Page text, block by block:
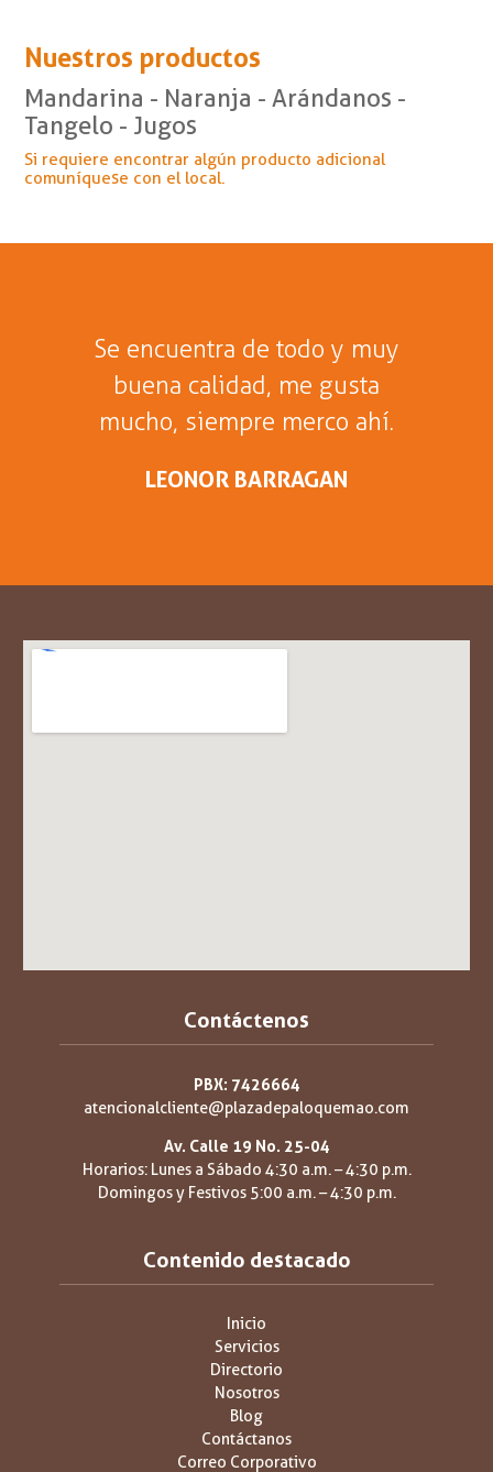
Nuestros productos
Mandarina - Naranja - Arándanos -
Tangelo - Jugos
Si requiere encontrar algún producto adicional
comuníquese con el local.
Se encuentra de todo y muy
buena calidad, me gusta
mucho, siempre merco ahí.
LEONOR BARRAGAN
Contáctenos
PBX: 7426664
atencionalcliente@plazadepaloquemao.com
Av. Calle 19 No. 25-04
Horarios: Lunes a Sábado 4:30 a.m. – 4:30 p.m.
Domingos y Festivos 5:00 a.m. – 4:30 p.m.
Contenido destacado
Inicio
Servicios
Directorio
Nosotros
Blog
Contáctanos
Correo Corporativo